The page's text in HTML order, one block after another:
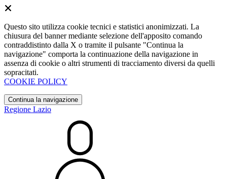
Questo sito utilizza cookie tecnici e statistici anonimizzati. La
chiusura del banner mediante selezione dell'apposito comando
contraddistinto dalla X o tramite il pulsante "Continua la
navigazione" comporta la continuazione della navigazione in
assenza di cookie o altri strumenti di tracciamento diversi da quelli
sopracitati.
COOKIE POLICY
Continua la navigazione
Regione Lazio